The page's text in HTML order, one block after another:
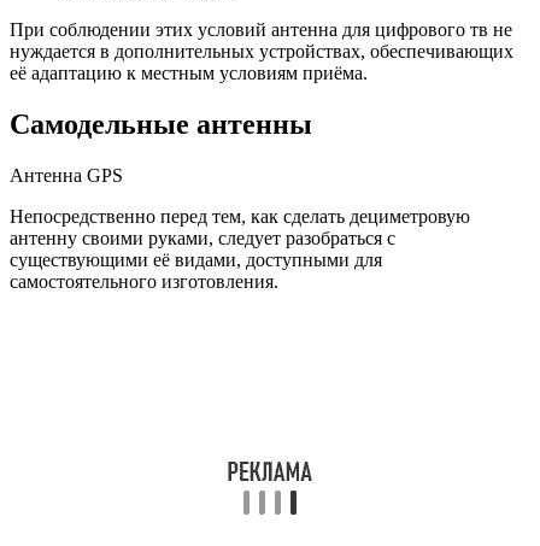
При соблюдении этих условий антенна для цифрового тв не
нуждается в дополнительных устройствах, обеспечивающих
её адаптацию к местным условиям приёма.
Самодельные антенны
Антенна GPS
Непосредственно перед тем, как сделать дециметровую
антенну своими руками, следует разобраться с
существующими её видами, доступными для
самостоятельного изготовления.